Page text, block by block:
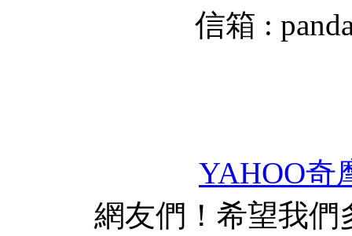
信箱 :
YAHOO奇
網友們！希望我們